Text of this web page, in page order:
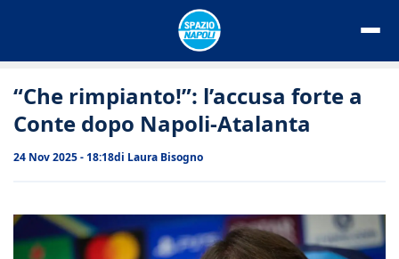
“Che rimpianto!”: l’accusa forte a
Conte dopo Napoli-Atalanta
24 Nov 2025 - 18:18di Laura Bisogno